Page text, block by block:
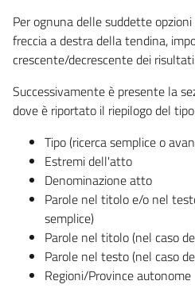
Per ognuna delle suddette
freccia a destra della tendina,
crescente/decrescente dei
Successivamente è presente la
dove è riportato il riepilogo del
Tipo (ricerca semplice o
Estremi dell'atto
Denominazione atto
Parole nel titolo e/o nel
semplice)
Parole nel titolo (nel caso
Parole nel testo (nel caso
Regioni/Province autonome